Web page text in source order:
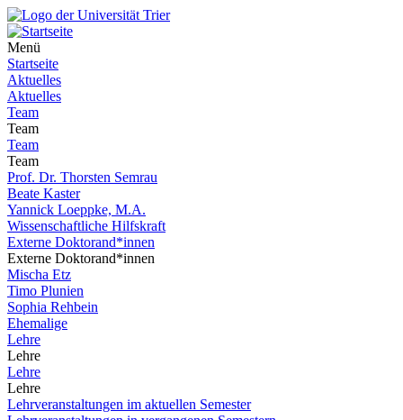
Menü
Startseite
Aktuelles
Aktuelles
Team
Team
Team
Team
Prof. Dr. Thorsten Semrau
Beate Kaster
Yannick Loeppke, M.A.
Wissenschaftliche Hilfskraft
Externe Doktorand*innen
Externe Doktorand*innen
Mischa Etz
Timo Plunien
Sophia Rehbein
Ehemalige
Lehre
Lehre
Lehre
Lehre
Lehrveranstaltungen im aktuellen Semester